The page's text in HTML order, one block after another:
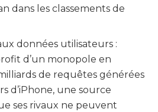
dans les classements de
données utilisateurs :
d’un monopole en
de requêtes générées
d’iPhone, une source
ses rivaux ne peuvent